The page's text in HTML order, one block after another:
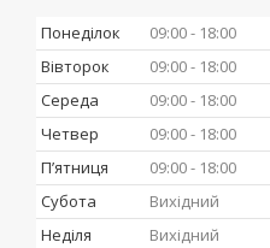
Понеділок 09:00
18:00
Вівторок
09:00
18:00
Середа
09:00
18:00
Четвер
09:00
18:00
Пʼятниця
09:00
18:00
Субота
Вихідний
Неділя
Вихідний